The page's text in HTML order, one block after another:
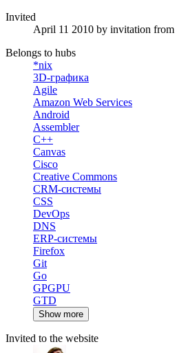
Invited
April 11 2010 by invitation from
Belongs to hubs
*nix
3D-графика
Agile
Amazon Web Services
Android
Assembler
C++
Canvas
Cisco
Creative Commons
CRM-системы
CSS
DevOps
DNS
ERP-системы
Firefox
Git
Go
GPGPU
GTD
Show more
Invited to the website